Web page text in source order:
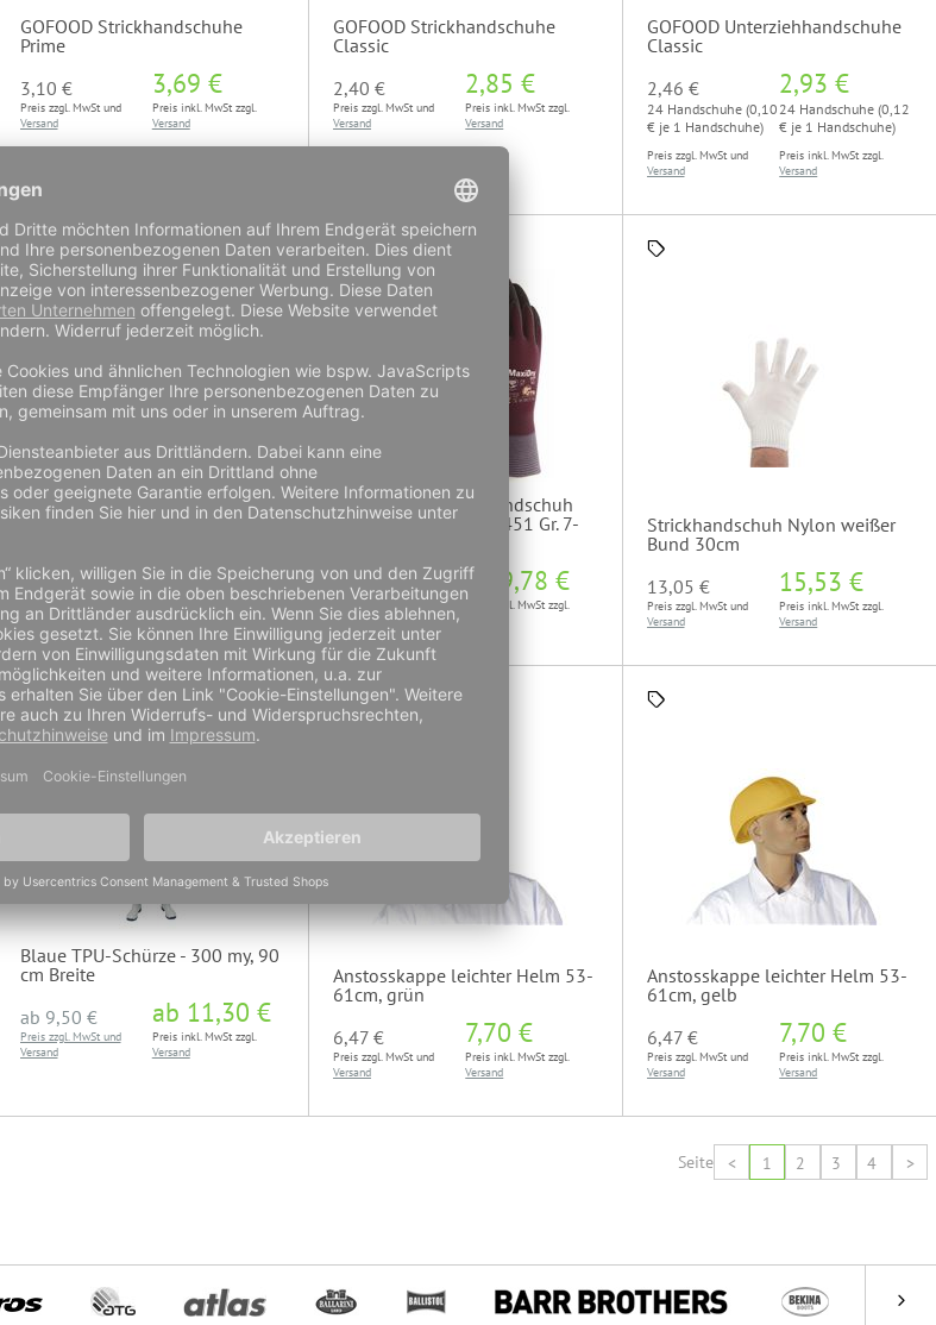
GOFOOD Strickhandschuhe
Prime
3,10 €
Preis zzgl. MwSt und
Versand
3,69 €
Preis inkl. MwSt zzgl.
Versand
GOFOOD Strickhandschuhe
Classic
2,40 €
Preis zzgl. MwSt und
Versand
2,85 €
Preis inkl. MwSt zzgl.
Versand
GOFOOD Unterziehhandschuhe
Classic
2,46 €
24 Handschuhe (0,10
€ je 1 Handschuhe)
Preis zzgl. MwSt und
Versand
2,93 €
24 Handschuhe (0,12
€ je 1 Handschuhe)
Preis inkl. MwSt zzgl.
Versand
texxor Chemikalien-
Schutzhandschuhe 2250, Gr. 7-
ab3,57 €
Preis zzgl. MwSt und
Versand
ab 4,25 €
Preis inkl. MwSt zzgl.
Versand
ATG® Nylon-Strickhandschuh
MaxiDry® Zero™ 56-451 Gr. 7-
ab8,21 €
Preis zzgl. MwSt und
Versand
ab 9,78 €
Preis inkl. MwSt zzgl.
Strickhandschuh Nylon weißer
Bund 30cm
13,05 €
Preis zzgl. MwSt und
Versand
15,53 €
Preis inkl. MwSt zzgl.
Versand
Blaue TPU-Schürze - 300 my, 90
cm Breite
ab 9,50 €
Preis zzgl. MwSt und
Versand
ab 11,30 €
Preis inkl. MwSt zzgl.
Versand
Anstosskappe leichter Helm 53-
61cm, grün
6,47 €
Preis zzgl. MwSt und
Versand
7,70 €
Preis inkl. MwSt zzgl.
Versand
Anstosskappe leichter Helm 53-
61cm, gelb
6,47 €
Preis zzgl. MwSt und
Versand
7,70 €
Preis inkl. MwSt zzgl.
Versand
Seite < 1 2 3 4 >